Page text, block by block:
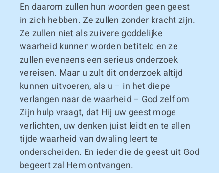
En daarom zullen hun woorden geen geest
in zich hebben. Ze zullen zonder kracht zijn.
Ze zullen niet als zuivere goddelijke
waarheid kunnen worden betiteld en ze
zullen eveneens een serieus onderzoek
vereisen. Maar u zult dit onderzoek altijd
kunnen uitvoeren, als u – in het diepe
verlangen naar de waarheid – God zelf om
Zijn hulp vraagt, dat Hij uw geest moge
verlichten, uw denken juist leidt en te allen
tijde waarheid van dwaling leert te
onderscheiden. En ieder die de geest uit God
begeert zal Hem ontvangen.